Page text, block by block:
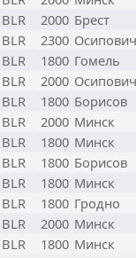
BLR 2000 Брест
BLR 2300
BLR 1800 Гомель
BLR 2000
BLR 1800 Борисов
BLR 2000 Минск
BLR 1800 Минск
BLR 1800 Борисов
BLR 1800 Минск
BLR 1800 Гродно
BLR 2000 Минск
BLR 1800 Минск